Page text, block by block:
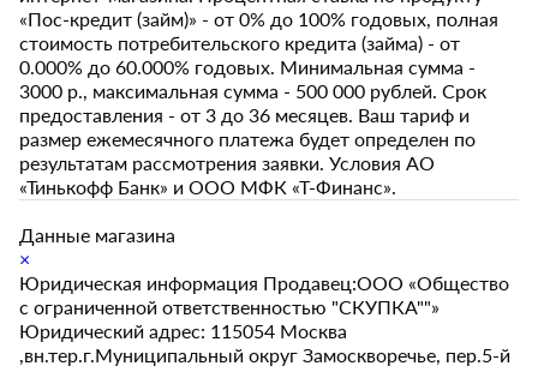
«Пос-кредит (займ)» - от 0% до 100% годовых, полная
стоимость потребительского кредита (займа) - от
0.000% до 60.000% годовых. Минимальная сумма -
3000 р., максимальная сумма - 500 000 рублей. Срок
предоставления - от 3 до 36 месяцев. Ваш тариф и
размер ежемесячного платежа будет определен по
результатам рассмотрения заявки. Условия АО
«Тинькофф Банк» и ООО МФК «Т-Финанс».
Данные магазина
×
Юридическая информация Продавец:ООО «Общество
с ограниченной ответственностью "СКУПКА""»
Юридический адрес: 115054 Москва
,вн.тер.г.Муниципальный округ Замоскворечье, пер.5-й